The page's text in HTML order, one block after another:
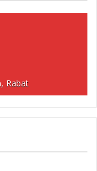
Rabat